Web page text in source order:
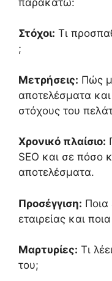
Στόχοι: Τι
;
Μετρήσεις: Πώς
αποτελέσματα
στόχους του
Χρονικό πλαίσιο:
SEO και σε πόσο
αποτελέσματα.
Προσέγγιση: Ποια
εταιρείας και
Μαρτυρίες: Τι
του;